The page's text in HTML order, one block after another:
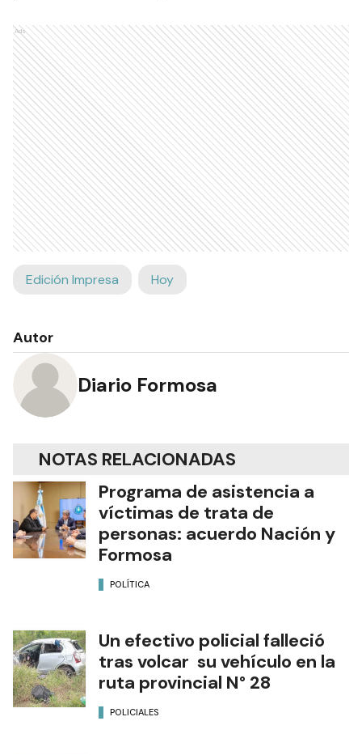
Ads
Edición Impresa Hoy
Autor
Diario Formosa
NOTAS RELACIONADAS
Programa de asistencia a
víctimas de trata de
personas: acuerdo Nación y
Formosa
POLÍTICA
Un efectivo policial falleció
tras volcar su vehículo en la
ruta provincial N° 28
POLICIALES